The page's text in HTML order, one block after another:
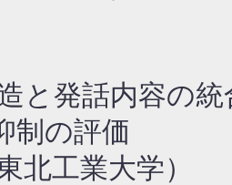
と発話内容の
制の評価
北工業大学）